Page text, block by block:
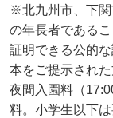
※北九州市、下関
の年長者である
証明できる公的
本をご提示された
夜間入園料（
料。小学生以下